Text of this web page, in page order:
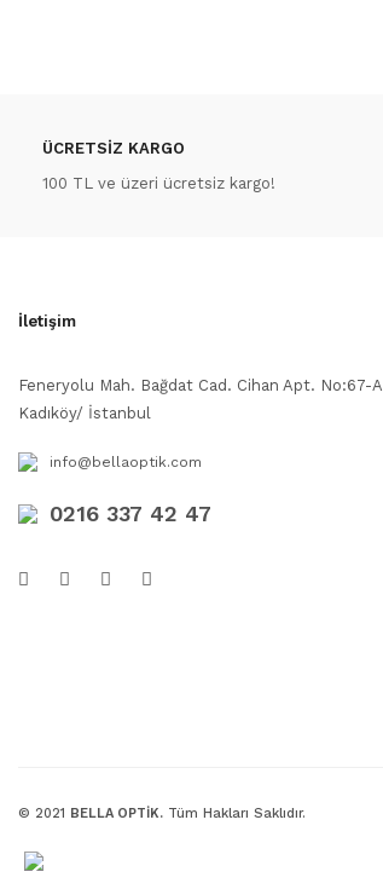
ÜCRETSİZ KARGO
100 TL ve üzeri ücretsiz kargo!
İletişim
Feneryolu Mah. Bağdat Cad. Cihan Apt. No:67-A
Kadıköy/ İstanbul
info@bellaoptik.com
0216 337 42 47
© 2021 BELLA OPTİK. Tüm Hakları Saklıdır.